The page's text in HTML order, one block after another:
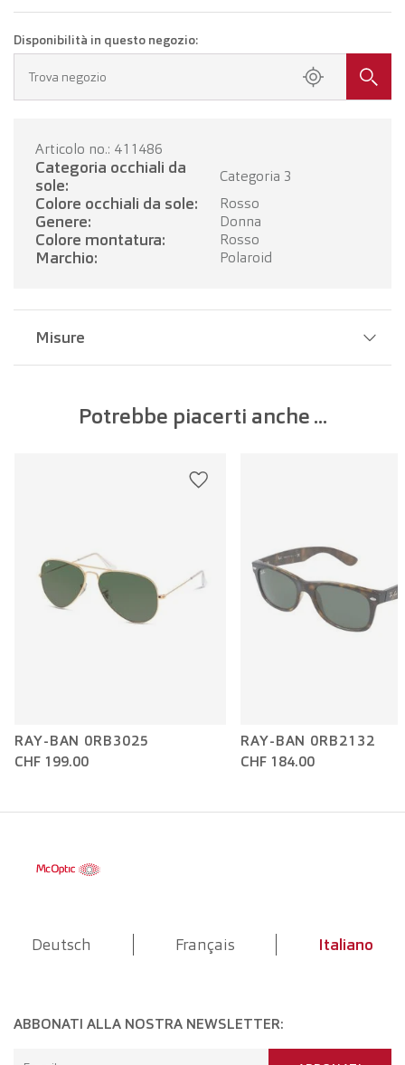
Occhiali con lenti monofocali
Fissa un appuntamento presso il tuo negozio.
FISSI UN APPUNTAMENTO
Disponibilità in questo negozio:
Trova negozio
Articolo no.: 411486
Categoria occhiali da
sole:
Categoria 3
Colore occhiali da sole: Rosso
Genere: Donna
Colore montatura: Rosso
Marchio: Polaroid
Misure
Larghezza della lente: 56 mm
Lunghezza dell'asta:
Potrebbe piacerti anche ...
RAY-BAN 0RB3025
CHF 199.00
RAY-BAN 0RB2132
CHF 184.00
Deutsch Français Italiano
ABBONATI ALLA NOSTRA NEWSLETTER: